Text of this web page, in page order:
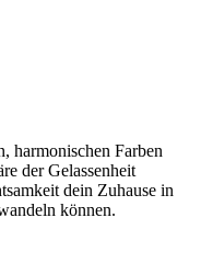
harmonischen Farben
der Gelassenheit
dein Zuhause in
können.